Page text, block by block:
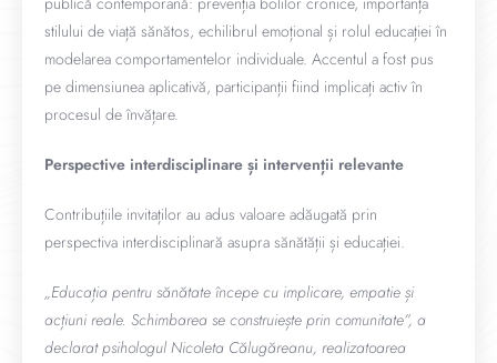
stilului de viață sănătos, echilibrul emoțional și rolul educației în
modelarea comportamentelor individuale. Accentul a fost pus
pe dimensiunea aplicativă, participanții fiind implicați activ în
procesul de învățare.
Perspective interdisciplinare și intervenții relevante
Contribuțiile invitaților au adus valoare adăugată prin
perspectiva interdisciplinară asupra sănătății și educației.
„Educația pentru sănătate începe cu implicare, empatie și
acțiuni reale. Schimbarea se construiește prin comunitate”, a
declarat psihologul Nicoleta Călugăreanu, realizatoarea